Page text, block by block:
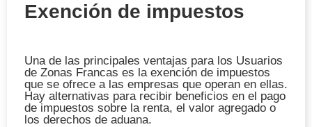
Exención de impuestos
Una de las principales ventajas para los Usuarios
de Zonas Francas es la exención de impuestos
que se ofrece a las empresas que operan en ellas.
Hay alternativas para recibir beneficios en el pago
de impuestos sobre la renta, el valor agregado o
los derechos de aduana.